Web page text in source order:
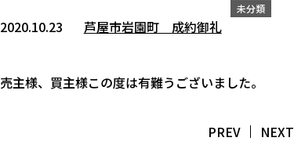
未分類
2020.10.23 芦屋市岩園町 成約御礼
売主様、買主様この度は有難うございました。
PREV NEXT